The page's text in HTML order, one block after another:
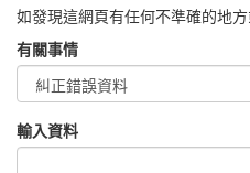
如發現這網頁有任何不準確的地
有關事情
輸入資料